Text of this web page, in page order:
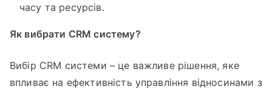
часу та ресурсів.
Як вибрати CRM систему?
Вибір CRM системи – це важливе рішення, яке
впливає на ефективність управління відносинами з